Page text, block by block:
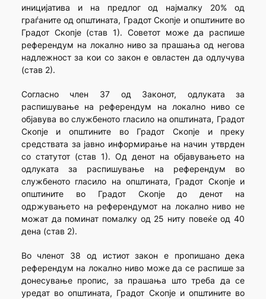
иницијатива и на предлог од најмалку 20% од
граѓаните од општината, Градот Скопје и општините во
Градот Скопје (став 1). Советот може да распише
референдум на локално ниво за прашања од негова
надлежност за кои со закон е овластен да одлучува
(став 2).
Согласно член 37 од Законот, одлуката за
распишување на референдум на локално ниво се
објавува во службеното гласило на општината, Градот
Скопје и општините во Градот Скопје и преку
средствата за јавно информирање на начин утврден
со статутот (став 1). Од денот на објавувањето на
одлуката за распишување на референдум во
службеното гласило на општината, Градот Скопје и
општините во Градот Скопје до денот на
одржувањето на референдумот на локално ниво не
можат да поминат помалку од 25 ниту повеќе од 40
дена (став 2).
Во членот 38 од истиот закон е пропишано дека
референдум на локално ниво може да се распише за
донесување пропис, за прашања што треба да се
уредат во општината, Градот Скопје и општините во